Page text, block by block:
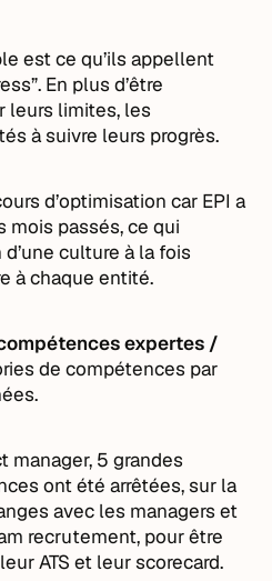
est ce qu’ils appellent
En plus d’être
leurs limites, les
à suivre leurs progrès.
d’optimisation car EPI a
mois passés, ce qui
culture à la fois
à chaque entité.
expertes /
de compétences par
manager, 5 grandes
ont été arrêtées, sur la
avec les managers et
recrutement, pour être
ATS et leur scorecard.